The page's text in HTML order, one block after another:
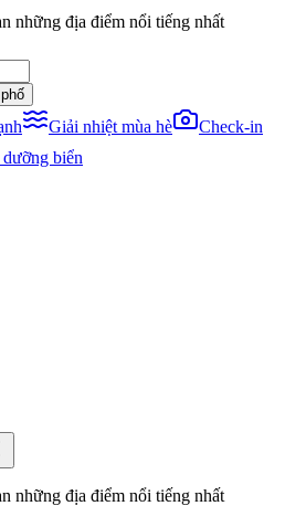
những địa điểm nổi tiếng nhất
Giải nhiệt mùa hè
Check-in
biển
những địa điểm nổi tiếng nhất